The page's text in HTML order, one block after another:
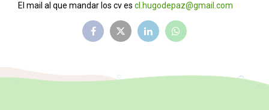
El mail al que mandar los cv es cl.hugodepaz@gmail.com